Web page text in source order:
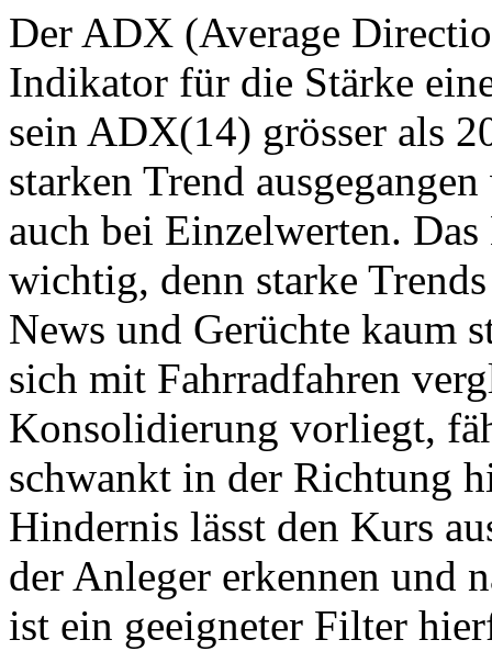
Der ADX (Average
Indikator für die Stärke
sein ADX(14) grösser als
starken Trend
auch bei Einzelwerten.
wichtig, denn starke
News und Gerüchte kaum
sich mit Fahrradfahren
Konsolidierung vorliegt,
schwankt in der Richtung
Hindernis lässt den Kurs
der Anleger erkennen und
ist ein geeigneter Filter